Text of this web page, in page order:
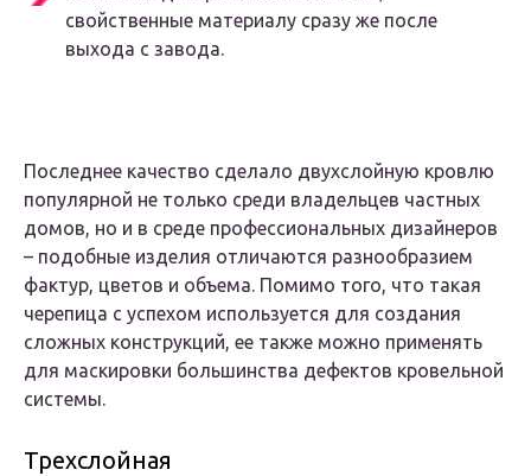
свойственные материалу сразу же после
выхода с завода.
Последнее качество сделало двухслойную кровлю
популярной не только среди владельцев частных
домов, но и в среде профессиональных дизайнеров
– подобные изделия отличаются разнообразием
фактур, цветов и объема. Помимо того, что такая
черепица с успехом используется для создания
сложных конструкций, ее также можно применять
для маскировки большинства дефектов кровельной
системы.
Трехслойная